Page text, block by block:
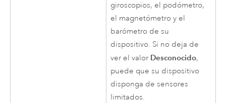
giroscopios, el podómetro,
el magnetómetro y el
barómetro de su
dispositivo. Si no deja de
ver el valor Desconocido,
puede que su dispositivo
disponga de sensores
limitados.